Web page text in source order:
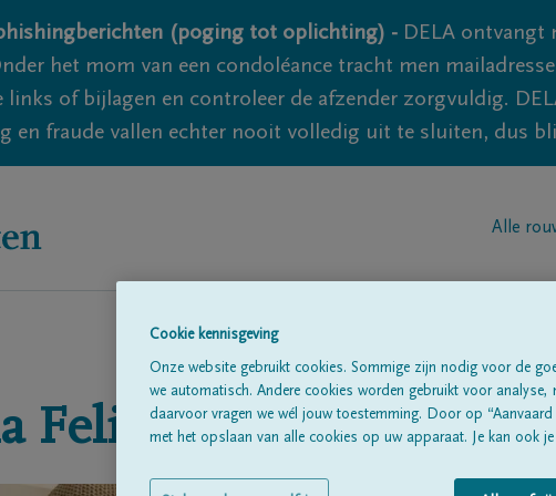
(poging tot oplichting) - DELA ontvangt
het mom van een condoléance tracht men
links of bijlagen en controleer de afzender zorgvuldig.
en fraude vallen echter nooit volledig uit te sluiten, dus
Alle
Felix
Cookie kennisgeving
Onze website gebruikt cookies. Sommige zijn nodig voor de
we automatisch. Andere cookies worden gebruikt voor analyse,
daarvoor vragen we wél jouw toestemming. Door op
met het opslaan van alle cookies op uw apparaat. Je kan ook je